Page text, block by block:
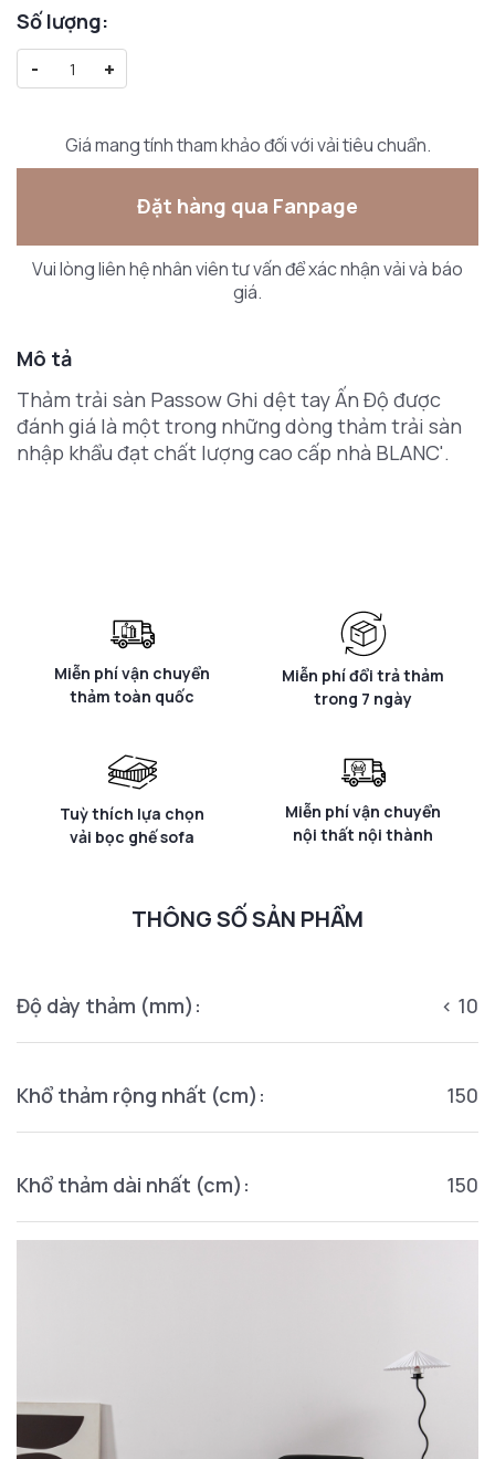
Số lượng:
-
+
Giá mang tính tham khảo đối với vải tiêu chuẩn.
Đặt hàng qua Fanpage
Vui lòng liên hệ nhân viên tư vấn để xác nhận vải và báo
giá.
Mô tả
Thảm trải sàn Passow Ghi dệt tay Ấn Độ được
đánh giá là một trong những dòng thảm trải sàn
nhập khẩu đạt chất lượng cao cấp nhà BLANC'.
Miễn phí vận chuyển
thảm toàn quốc
Miễn phí đổi trả thảm
trong 7 ngày
Tuỳ thích lựa chọn
vải bọc ghế sofa
Miễn phí vận chuyển
nội thất nội thành
THÔNG SỐ SẢN PHẨM
Độ dày thảm (mm): < 10
Khổ thảm rộng nhất (cm): 150
Khổ thảm dài nhất (cm): 150